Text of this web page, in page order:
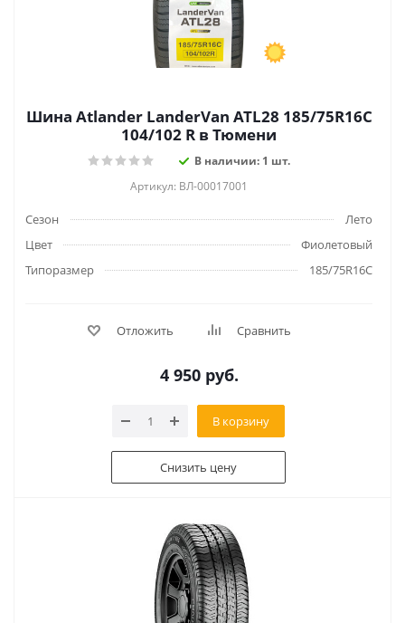
Шина Atlander LanderVan ATL28 185/75R16C
104/102 R в Тюмени
В наличии: 1 шт.
Артикул: ВЛ-00017001
Сезон
Лето
Цвет
Фиолетовый
Типоразмер
185/75R16C
Отложить Сравнить
4 950 руб.
В корзину
Снизить цену